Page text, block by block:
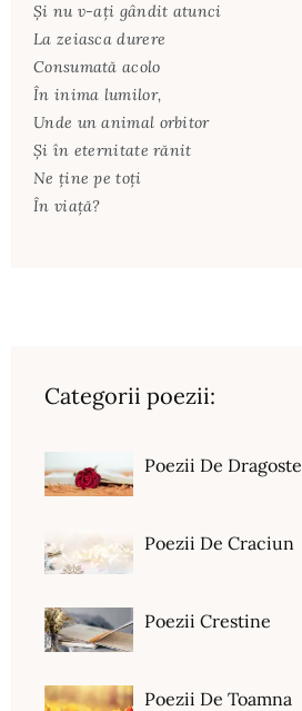
Şi nu v-aţi gândit atunci
La zeiasca durere
Consumată acolo
În inima lumilor,
Unde un animal orbitor
Şi în eternitate rănit
Ne ţine pe toţi
În viaţă?
Categorii poezii:
Poezii De Dragoste
Poezii De Craciun
Poezii Crestine
Poezii De Toamna